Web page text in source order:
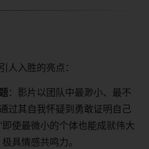
人入胜的亮点：
​：影片以团队中最渺小、最不
过其自我怀疑到勇敢证明自己
使最微小的个体也能成就伟大
具情感共鸣力。